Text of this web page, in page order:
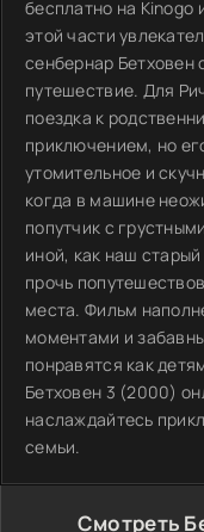
бесплатно на Kinogo
этой части
сенбернар Бетховен
путешествие. Для
поездка к
приключением, но
утомительное и
когда в машине
попутчик с
иной, как наш
прочь
места. Фильм
моментами и
понравятся как
Бетховен 3 (2000)
наслаждайтесь
семьи.
Смотреть